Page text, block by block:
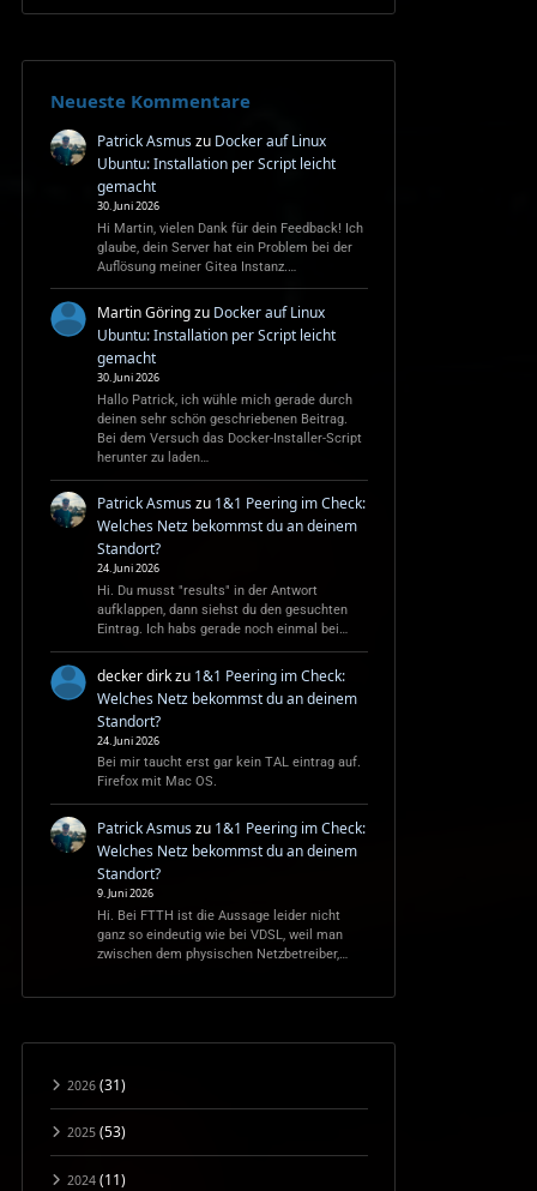
Neueste Kommentare
Patrick Asmuszu Docker auf Linux
Ubuntu: Installation per Script leicht
gemacht
30. Juni 2026
Hi Martin, vielen Dank für dein Feedback! Ich
glaube, dein Server hat ein Problem bei der
Auflösung meiner Gitea Instanz.…
Martin Göringzu Docker auf Linux
Ubuntu: Installation per Script leicht
gemacht
30. Juni 2026
Hallo Patrick, ich wühle mich gerade durch
deinen sehr schön geschriebenen Beitrag.
Bei dem Versuch das Docker-Installer-Script
herunter zu laden…
Patrick Asmuszu 1&1 Peering im Check:
Welches Netz bekommst du an deinem
Standort?
24. Juni 2026
Hi. Du musst "results" in der Antwort
aufklappen, dann siehst du den gesuchten
Eintrag. Ich habs gerade noch einmal bei…
decker dirkzu 1&1 Peering im Check:
Welches Netz bekommst du an deinem
Standort?
24. Juni 2026
Bei mir taucht erst gar kein TAL eintrag auf.
Firefox mit Mac OS.
Patrick Asmuszu 1&1 Peering im Check:
Welches Netz bekommst du an deinem
Standort?
9. Juni 2026
Hi. Bei FTTH ist die Aussage leider nicht
ganz so eindeutig wie bei VDSL, weil man
zwischen dem physischen Netzbetreiber,…
2026(31)
2025(53)
2024(11)